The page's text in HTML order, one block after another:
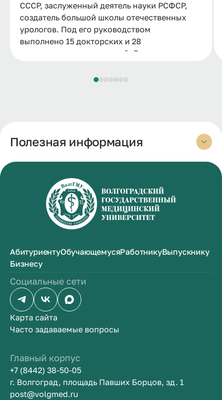
СССР, заслуженный деятель науки РСФСР,
создатель большой школы отечественных
урологов. Под его руководством
выполнено 15 докторских и 28
кандидатских диссертаций. Ему
по различным вопросам хирургии,
Полезная информация
АбитуриентуОбучающемусяРаботникуВыпускнику
Бизнесу
Социальные сети
Карта сайта
Часто задаваемые вопросы
Главный корпус
+7 (8442) 38-50-05
г. Волгоград, площадь Павших Борцов, зд. 1
post@volgmed.ru